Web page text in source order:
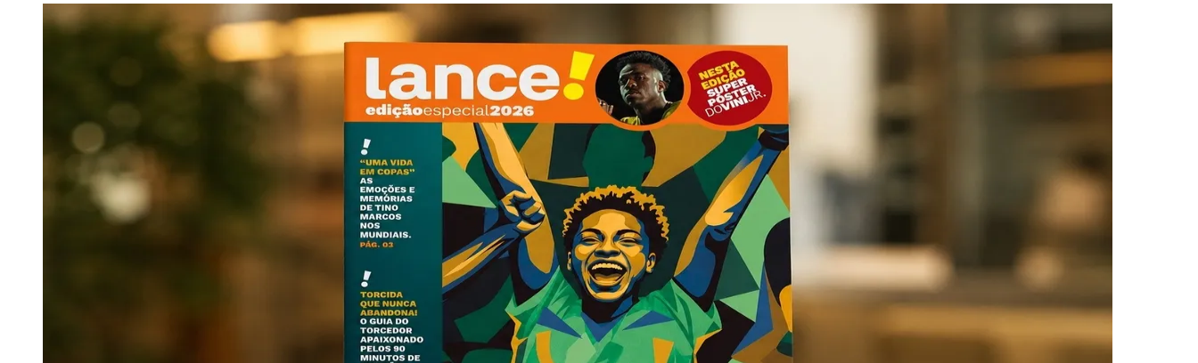
Bairro JubranBelvalBethaville Engenho Novo
MilitarItapeviJandiraJardim Audir Jardim BelvalJardim CalifórniaJardim dos Altos Jardim dos Camargos Jardim LíbanoJardim Maria
Jardim Mutinga Jardim PaulistaJardim ReginaliceJardim São LuísJardim São PedroJardim São Silvestre Jardim Tupanci
Parque dos CamargosParque ImperialParque Santa Luzia Pirapora do Bom JesusRecanto Phrynéa Santana de Parnaíba Vila BarrosVila Boa Vista
Vila Nossa Sra. da Escada Vila Porto Votupoca
Anuncie no Portal
Divulgar VagasNovo
Publicidade Legal
Negócios Regionais
Pirapora do Bom Jesus AraçariguamaCajamar CaieirasFranco da RochaFrancisco Morato Taboão da SerraEmbu das ArtesSão Roque